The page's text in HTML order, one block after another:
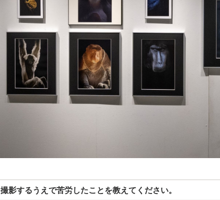
撮影するうえで苦労したことを教えてください。